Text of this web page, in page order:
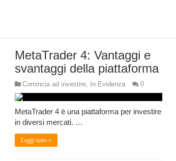
MetaTrader 4: Vantaggi e
svantaggi della piattaforma
Comincia ad investire, In Evidenza 0
MetaTrader 4 è una piattaforma per investire
in diversi mercati. …
Leggi tutto »